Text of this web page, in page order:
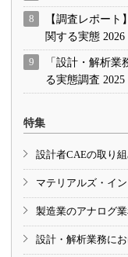
【調査レポー
関する実態 2026
「設計・解析
る実態調査 2025
特集
設計者CAEの取り
マテリアルズ・イ
製造業のアナログ
設計・解析業務に